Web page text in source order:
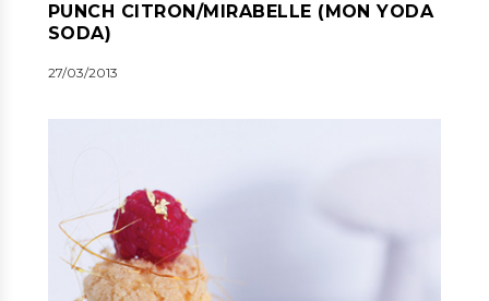
PUNCH CITRON/MIRABELLE (MON YODA
SODA)
27/03/2013